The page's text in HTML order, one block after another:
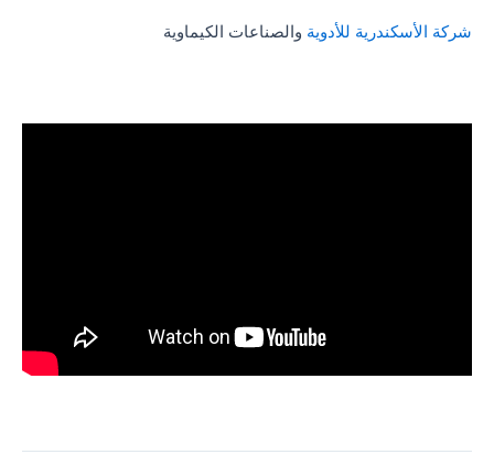
شركة الأسكندرية للأدوية والصناعات الكيماوية